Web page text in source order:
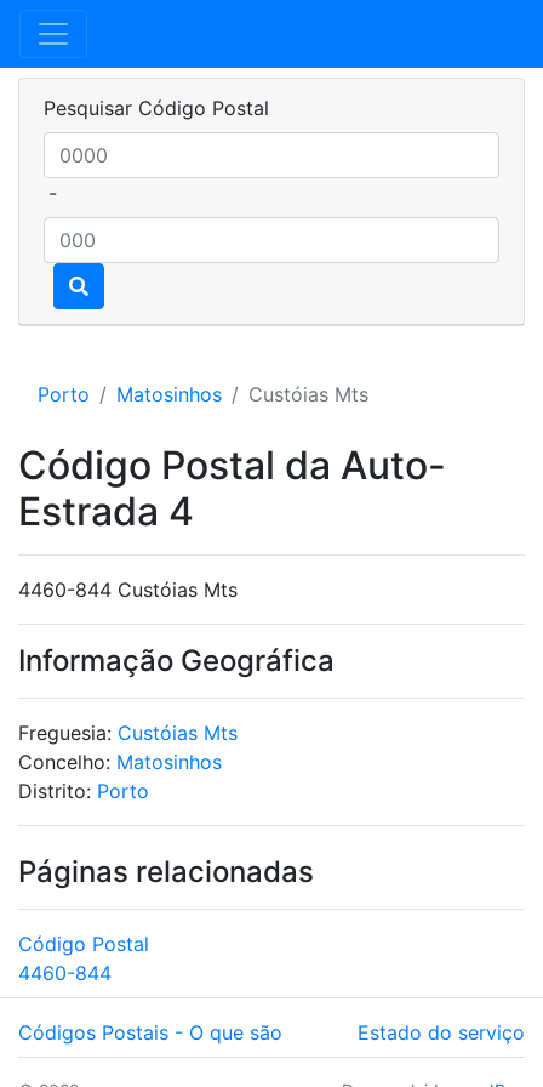
Pesquisar Código Postal
-
Porto Matosinhos Custóias Mts
Código Postal da Auto-
Estrada 4
4460-844 Custóias Mts
Informação Geográfica
Freguesia: Custóias Mts
Concelho: Matosinhos
Distrito: Porto
Páginas relacionadas
Código Postal
4460-844
Códigos Postais - O que são Estado do serviço